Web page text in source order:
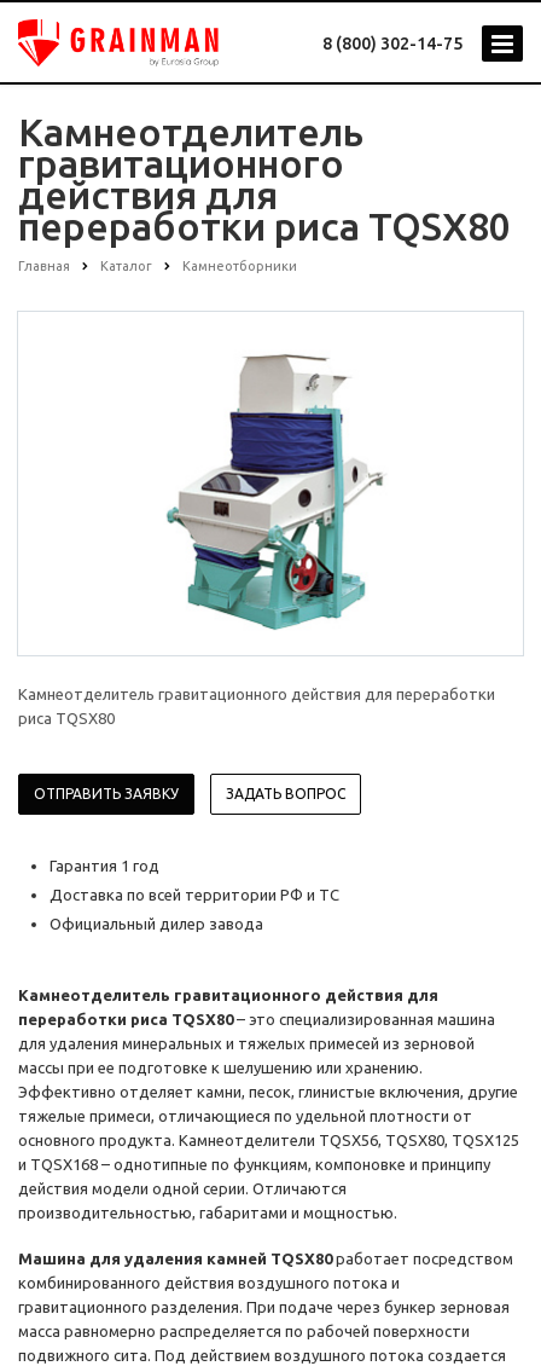
8 (800) 302-14-75
Камнеотделитель
гравитационного
действия для
переработки риса TQSX80
Главная Каталог Камнеотборники
Камнеотделитель гравитационного действия для переработки
риса TQSX80
ОТПРАВИТЬ ЗАЯВКУ ЗАДАТЬ ВОПРОС
Гарантия 1 год
Доставка по всей территории РФ и ТС
Официальный дилер завода
Камнеотделитель гравитационного действия для
переработки риса TQSX80– это специализированная машина
для удаления минеральных и тяжелых примесей из зерновой
массы при ее подготовке к шелушению или хранению.
Эффективно отделяет камни, песок, глинистые включения, другие
тяжелые примеси, отличающиеся по удельной плотности от
основного продукта. Камнеотделители TQSX56, TQSX80, TQSX125
и TQSX168 – однотипные по функциям, компоновке и принципу
действия модели одной серии. Отличаются
производительностью, габаритами и мощностью.
Машина для удаления камней TQSX80работает посредством
комбинированного действия воздушного потока и
гравитационного разделения. При подаче через бункер зерновая
масса равномерно распределяется по рабочей поверхности
подвижного сита. Под действием воздушного потока создается